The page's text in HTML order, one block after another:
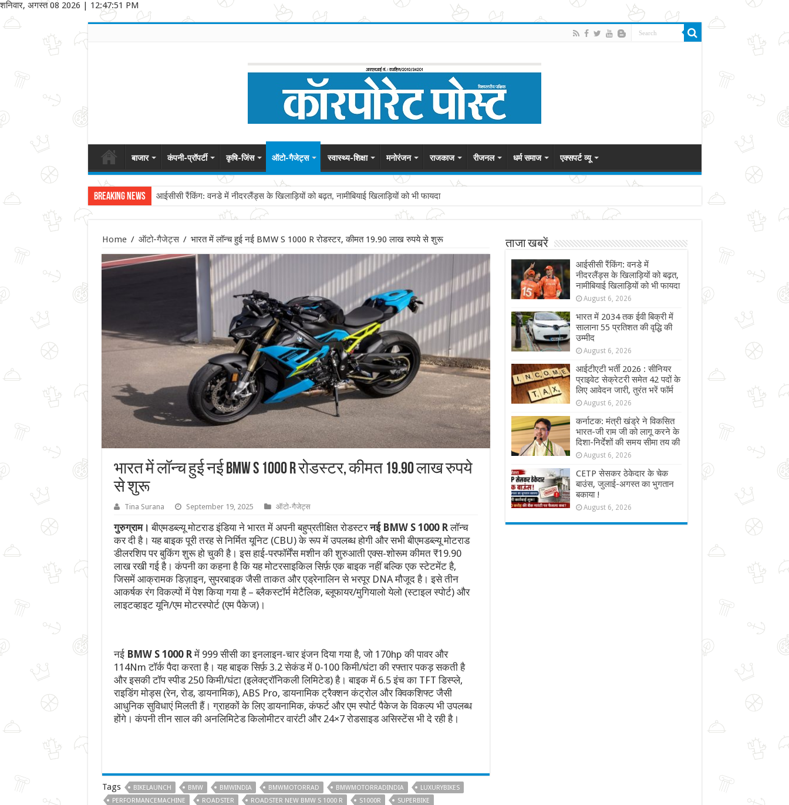
शनिवार, अगस्त 08 2026 | 12:47:51 PM
बाजार कंपनी-प्रॉपर्टी कृषि-जिंस ऑटो-गैजेट्स स्वास्थ्य-शिक्षा मनोरंजन राजकाज रीजनल धर्म समाज एक्सपर्ट व्यू
Breaking News आईसीसी रैंकिंग: वनडे में नीदरलैंड्स के खिलाड़ियों को बढ़त, नामीबियाई खिलाड़ियों को भी फायदा
Home / ऑटो-गैजेट्स / भारत में लॉन्च हुई नई BMW S 1000 R रोडस्टर, कीमत 19.90 लाख रुपये से शुरू
भारत में लॉन्च हुई नई BMW S 1000 R रोडस्टर, कीमत 19.90 लाख रुपये
से शुरू
Tina Surana September 19, 2025 ऑटो-गैजेट्स
गुरुग्राम। बीएमडब्ल्यू मोटराड इंडिया ने भारत में अपनी बहुप्रतीक्षित रोडस्टरनई BMW S 1000 Rलॉन्च
कर दी है। यह बाइक पूरी तरह से निर्मित यूनिट (CBU) के रूप में उपलब्ध होगी और सभी बीएमडब्ल्यू मोटराड
डीलरशिप पर बुकिंग शुरू हो चुकी है। इस हाई-परफॉर्मेंस मशीन की शुरुआती एक्स-शोरूम कीमत ₹19.90
लाख रखी गई है। कंपनी का कहना है कि यह मोटरसाइकिल सिर्फ़ एक बाइक नहीं बल्कि एक स्टेटमेंट है,
जिसमें आक्रामक डिज़ाइन, सुपरबाइक जैसी ताकत और एड्रेनालिन से भरपूर DNA मौजूद है। इसे तीन
आकर्षक रंग विकल्पों में पेश किया गया है – ब्लैकस्टॉर्म मेटैलिक, ब्लूफायर/मुगियालो येलो (स्टाइल स्पोर्ट) और
लाइटव्हाइट यूनि/एम मोटरस्पोर्ट (एम पैकेज)।
नई BMW S 1000 Rमें 999 सीसी का इनलाइन-चार इंजन दिया गया है, जो 170hp की पावर और
114Nm टॉर्क पैदा करता है। यह बाइक सिर्फ़ 3.2 सेकंड में 0-100 किमी/घंटा की रफ्तार पकड़ सकती है
और इसकी टॉप स्पीड 250 किमी/घंटा (इलेक्ट्रॉनिकली लिमिटेड) है। बाइक में 6.5 इंच का TFT डिस्प्ले,
राइडिंग मोड्स (रेन, रोड, डायनामिक), ABS Pro, डायनामिक ट्रैक्शन कंट्रोल और क्विकशिफ्ट जैसी
आधुनिक सुविधाएं मिलती हैं। ग्राहकों के लिए डायनामिक, कंफर्ट और एम स्पोर्ट पैकेज के विकल्प भी उपलब्ध
होंगे। कंपनी तीन साल की अनलिमिटेड किलोमीटर वारंटी और 24×7 रोडसाइड असिस्टेंस भी दे रही है।
Tags BIKELAUNCH BMW BMWINDIA BMWMOTORRAD BMWMOTORRADINDIA
LUXURYBIKES
PERFORMANCEMACHINE
ROADSTER ROADSTER NEW BMW S 1000 R S1000R
SUPERBIKE
ताजा खबरें
आईसीसी रैंकिंग: वनडे में
नीदरलैंड्स के खिलाड़ियों को बढ़त,
नामीबियाई खिलाड़ियों को भी फायदा
August 6, 2026
भारत में 2034 तक ईवी बिक्री में
सालाना 55 प्रतिशत की वृद्धि की
उम्मीद
August 6, 2026
आईटीएटी भर्ती 2026 : सीनियर
प्राइवेट सेक्रेटरी समेत 42 पदों के
लिए आवेदन जारी, तुरंत भरें फॉर्म
August 6, 2026
कर्नाटक: मंत्री खंड्रे ने विकसित
भारत-जी राम जी को लागू करने के
दिशा-निर्देशों की समय सीमा तय की
August 6, 2026
CETP सेसकर ठेकेदार के चेक
बाउंस, जुलाई-अगस्त का भुगतान
बकाया !
August 6, 2026